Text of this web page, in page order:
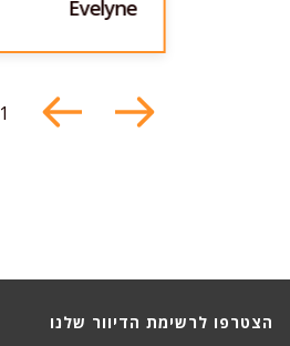
Evelyne
1
הצטרפו לרשימת הדיוור שלנו